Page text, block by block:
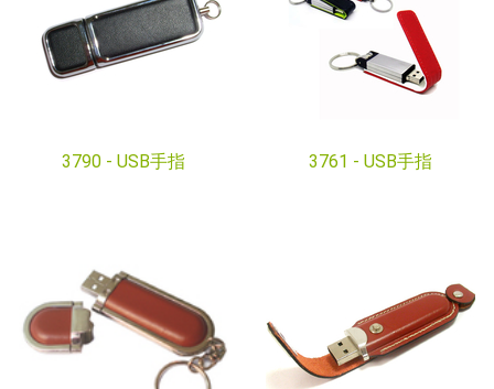
3790 - USB手指 3761 - USB手指